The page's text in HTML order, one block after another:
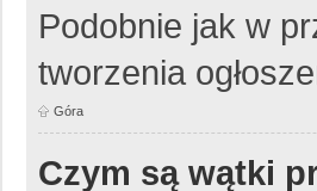
Podobnie jak w
tworzenia
Góra
Czym są wątki